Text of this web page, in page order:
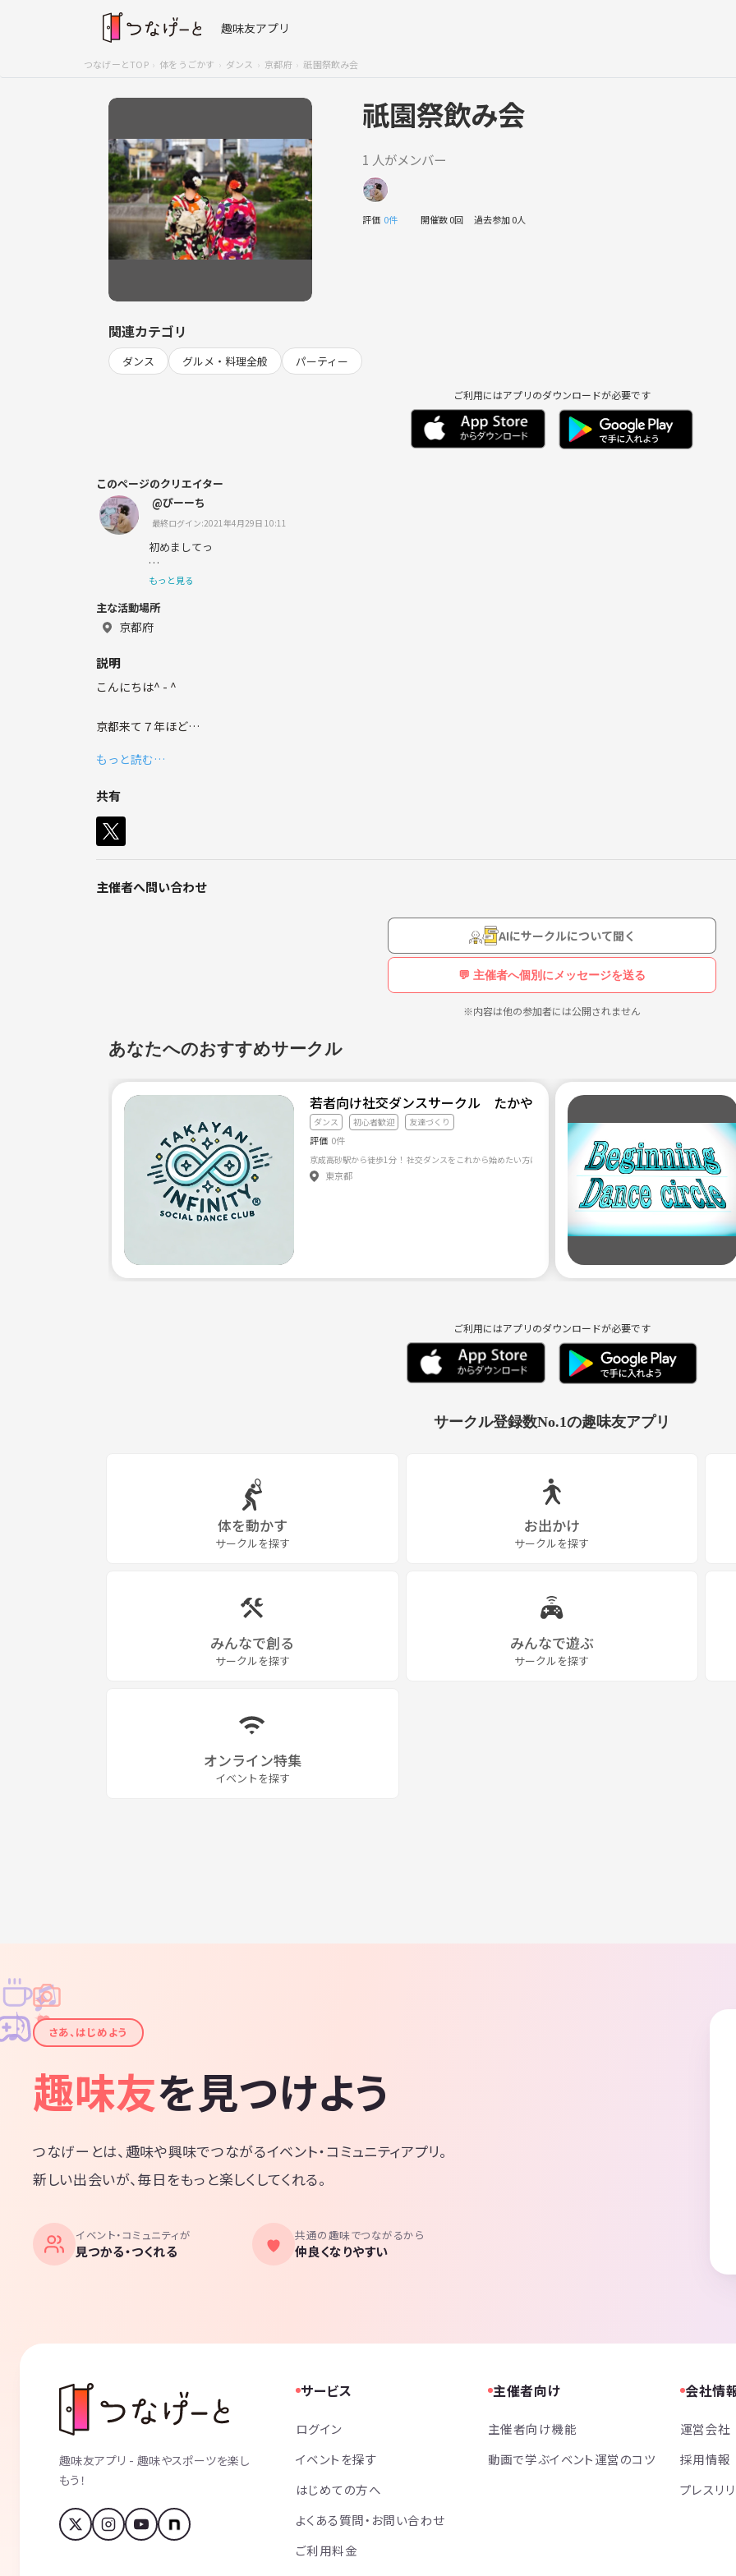
趣味友アプリ
つなげーとTOP 体をうごかす ダンス 京都府 祇園祭飲み会
祇園祭飲み会
1 人がメンバー
評価 0件 開催数 0回 過去参加 0人
関連カテゴリ
ダンス グルメ・料理全般 パーティー
ご利用にはアプリのダウンロードが必要です
このページのクリエイター
@ぴーーち
最終ログイン:2021年4月29日 10:11
初めましてっ
京都の町屋に住んでおりますっ
よく昭和っぽいと言われますw
＊食べるの好き
よろしくお願いします^ - ^
もっと見る
主な活動場所
京都府
説明
こんにちは^ - ^
京都来て７年ほど
せっかくですので
そのあと飲んで
料理を楽しむ
なんていかがでしょう？
料理は手作りで身体に優しいものにしようと思ってます♫
みんなで京都の夏を感じましょ
もっと読む…
共有
主催者へ問い合わせ
AIにサークルについて聞く
💬 主催者へ個別にメッセージを送る
※内容は他の参加者には公開されません
あなたへのおすすめサークル
若者向け社交ダンスサークル たかやん♾️「初級版」京成高砂駅
ダンス 初心者歓迎 友達づくり
評価 0件
東京都
ご利用にはアプリのダウンロードが必要です
サークル登録数No.1の趣味友アプリ
体を動かす
サークルを探す
お出かけ
サークルを探す
みんなで創る
サークルを探す
みんなで遊ぶ
サークルを探す
オンライン特集
イベントを探す
✦
✦
✧
✧
♪
♫
さあ、はじめよう
趣味友を見つけよう
つなげーとは、趣味や興味でつながるイベント・コミュニティアプリ。
新しい出会いが、毎日をもっと楽しくしてくれる。
イベント・コミュニティが
見つかる・つくれる
共通の趣味でつながるから
仲良くなりやすい
趣味友アプリ - 趣味やスポーツを楽し
もう！
サービス
ログイン
イベントを探す
はじめての方へ
よくある質問・お問い合わせ
ご利用料金
主催者向け
主催者向け機能
動画で学ぶイベント運営のコツ
会社情
運営会社
採用情報
プレスリ